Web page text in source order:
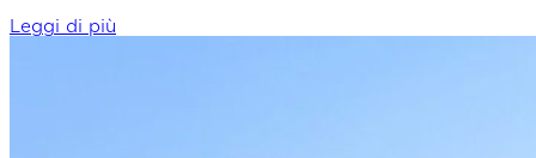
Leggi di più